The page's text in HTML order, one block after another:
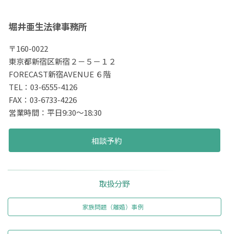
堀井亜生法律事務所
〒160-0022
東京都新宿区新宿２－５－１２
FORECAST新宿AVENUE ６階
TEL：03-6555-4126
FAX：03-6733-4226
営業時間：平日9:30～18:30
相談予約
取扱分野
家族問題（離婚）事例